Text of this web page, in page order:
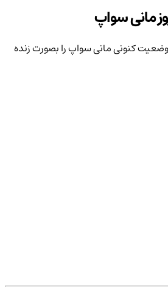
مانی سواپ
وضعیت کنونی مانی سواپ را بصورت زنده